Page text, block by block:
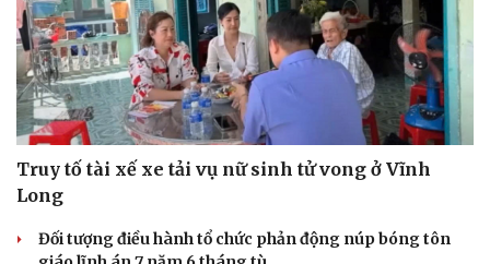
Cải chính
Truy tố tài xế xe tải vụ nữ sinh tử vong ở Vĩnh
Long
Đối tượng điều hành tổ chức phản động núp bóng tôn